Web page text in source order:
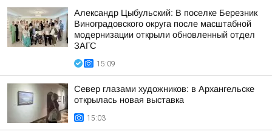
Александр Цыбульский: В поселке Березник
Виноградовского округа после масштабной
модернизации открыли обновленный отдел
ЗАГС
15:09
Север глазами художников: в Архангельске
открылась новая выставка
15:03